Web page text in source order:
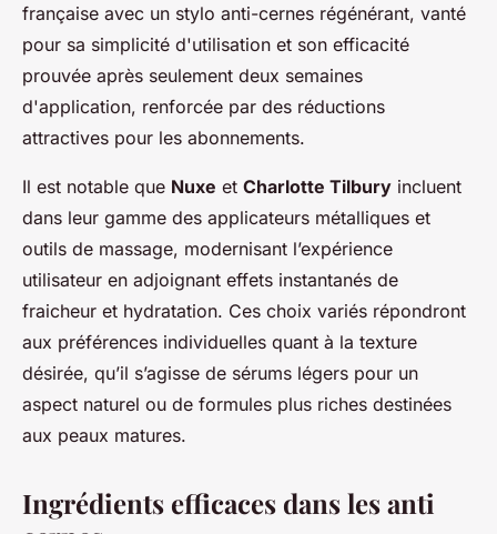
française avec un stylo anti-cernes régénérant, vanté
pour sa simplicité d'utilisation et son efficacité
prouvée après seulement deux semaines
d'application, renforcée par des réductions
attractives pour les abonnements.
Il est notable que Nuxe et Charlotte Tilbury incluent
dans leur gamme des applicateurs métalliques et
outils de massage, modernisant l’expérience
utilisateur en adjoignant effets instantanés de
fraicheur et hydratation. Ces choix variés répondront
aux préférences individuelles quant à la texture
désirée, qu’il s’agisse de sérums légers pour un
aspect naturel ou de formules plus riches destinées
aux peaux matures.
Ingrédients efficaces dans les anti